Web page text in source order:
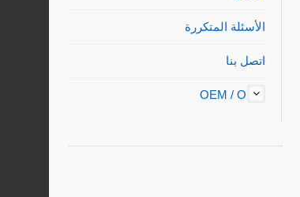
الأسئلة المتكررة
اتصل بنا
OEM / ODM